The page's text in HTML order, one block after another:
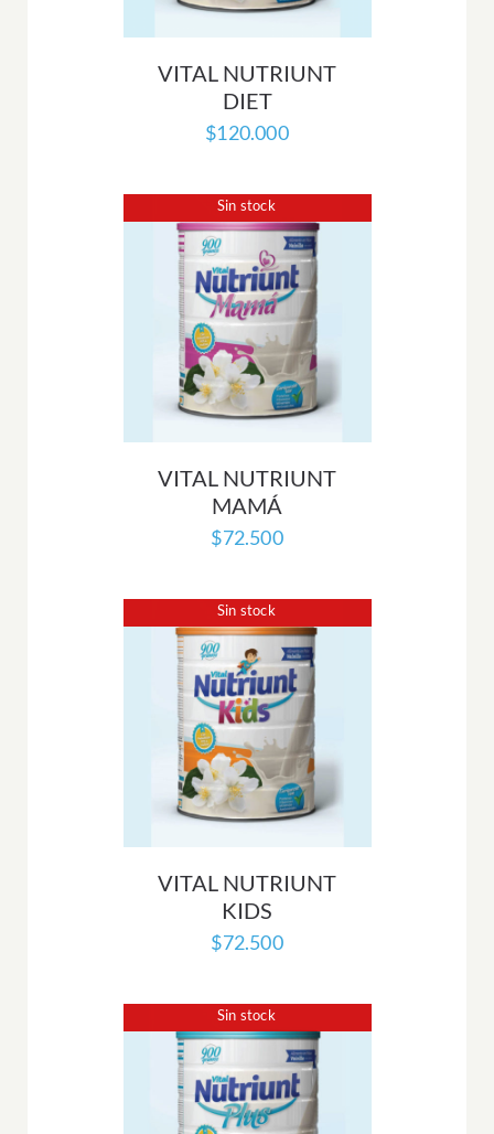
VITAL NUTRIUNT
DIET
$120.000
Sin stock
VITAL NUTRIUNT
MAMÁ
$72.500
Sin stock
VITAL NUTRIUNT
KIDS
$72.500
Sin stock